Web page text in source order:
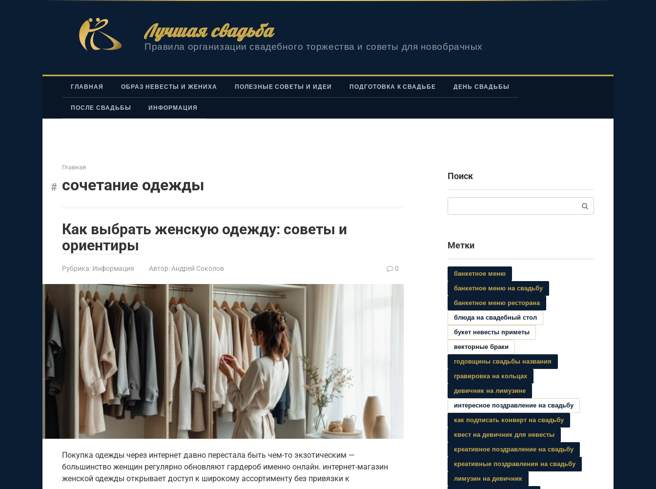
Лучшая свадьба
Правила организации свадебного торжества и советы для новобрачных
ГЛАВНАЯ ОБРАЗ НЕВЕСТЫ И ЖЕНИХА ПОЛЕЗНЫЕ СОВЕТЫ И ИДЕИ ПОДГОТОВКА К СВАДЬБЕ ДЕНЬ СВАДЬБЫ
ПОСЛЕ СВАДЬБЫ ИНФОРМАЦИЯ
Главная
сочетание одежды
Как выбрать женскую одежду: советы и
ориентиры
Рубрика: Информация Автор: Андрей Соколов 0
Покупка одежды через интернет давно перестала быть чем-то экзотическим —
большинство женщин регулярно обновляют гардероб именно онлайн. интернет-магазин
женской одежды открывает доступ к широкому ассортименту без привязки к
Поиск
Метки
банкетное меню
банкетное меню на свадьбу
банкетное меню ресторана
блюда на свадебный стол
букет невесты приметы
векторные браки
годовщины свадьбы названия
гравировка на кольцах
девичник на лимузине
интересное поздравление на свадьбу
как подписать конверт на свадьбу
квест на девичник для невесты
креативное поздравление на свадьбу
креативные поздравления на свадьбу
лимузин на девичник